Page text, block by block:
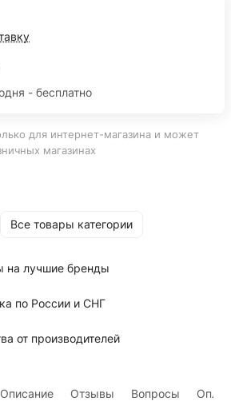
- бесплатно
для интернет-магазина и может
магазинах
Все товары категории
на лучшие бренды
по России и СНГ
от производителей
Описание Отзывы Вопросы